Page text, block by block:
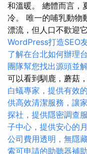
和溫暖。 總體而言，
冷。 唯一的哺乳動物
漂流，但人口不歡迎
WordPress打造SEO
了解在台北如何辦理
團隊幫您找出源頭並
可以看到馴鹿，蘑菇
白蟻專家，提供有效
供高效清潔服務，讓
探社，提供隱密調查
子中心，提供安心的
公司費用透明，無隱
索可申請的助聽器補